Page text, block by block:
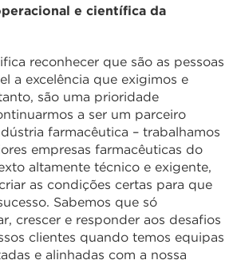
e científica da
reconhecer que são as pessoas
a excelência que exigimos e
são uma prioridade
a ser um parceiro
farmacêutica – trabalhamos
empresas farmacêuticas do
altamente técnico e exigente,
as condições certas para que
Sabemos que só
crescer e responder aos desafios
clientes quando temos equipas
e alinhadas com a nossa